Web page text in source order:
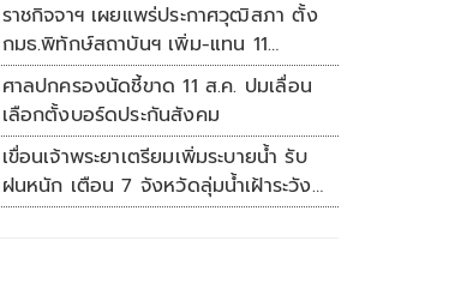
ราชกิจจาฯ เผยแพร่ประกาศวุฒิสภา ตั้ง
กมธ.พิทักษ์สถาบันฯ เพิ่ม-แทน 11
ตำแหน่ง
ศาลปกครองนัดชี้ขาด 11 ส.ค. ปมเลื่อน
เลือกตั้งบอร์ดประกันสังคม
เขื่อนเจ้าพระยาเตรียมเพิ่มระบายน้ำ รับ
ฝนหนัก เตือน 7 จังหวัดลุ่มน้ำเฝ้าระวัง
ระดับน้ำสูงขึ้น